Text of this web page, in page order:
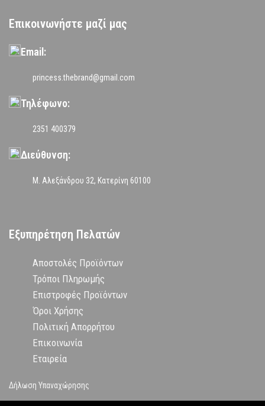
Επικοινωνήστε μαζί μας
Email:
princess.thebrand@gmail.com
Τηλέφωνο:
2351 400379
Διεύθυνση:
Μ. Αλεξάνδρου 32, Κατερίνη 60100
Εξυπηρέτηση Πελατών
Αποστολές Προϊόντων
Τρόποι Πληρωμής
Επιστροφές Προϊόντων
Όροι Χρήσης
Πολιτική Απορρήτου
Επικοινωνία
Εταιρεία
Δήλωση Υπαναχώρησης